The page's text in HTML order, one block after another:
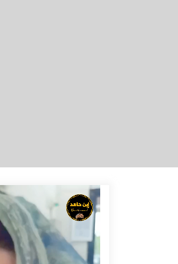
5, 2026
di HST Musnahkan Barang
Ada Apa?
4, 2026